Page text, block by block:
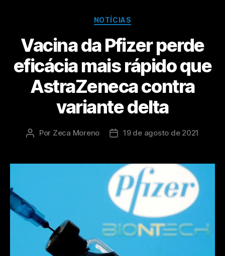
NOTÍCIAS
Vacina da Pfizer perde
eficácia mais rápido que
AstraZeneca contra
variante delta
Por Zeca Moreno 19 de agosto de 2021